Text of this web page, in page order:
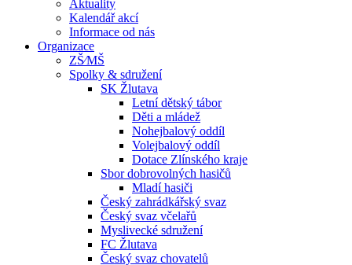
Aktuality
Kalendář akcí
Informace od nás
Organizace
ZŠ⁄MŠ
Spolky & sdružení
SK Žlutava
Letní dětský tábor
Děti a mládež
Nohejbalový oddíl
Volejbalový oddíl
Dotace Zlínského kraje
Sbor dobrovolných hasičů
Mladí hasiči
Český zahrádkářský svaz
Český svaz včelařů
Myslivecké sdružení
FC Žlutava
Český svaz chovatelů